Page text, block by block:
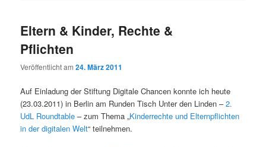
Eltern & Kinder, Rechte &
Pflichten
Veröffentlicht am24. März 2011
Auf Einladung der Stiftung Digitale Chancen konnte ich heute
(23.03.2011) in Berlin am Runden Tisch Unter den Linden –2.
UdL Roundtable – zum Thema „Kinderrechte und Elternpflichten
in der digitalen Welt“ teilnehmen.